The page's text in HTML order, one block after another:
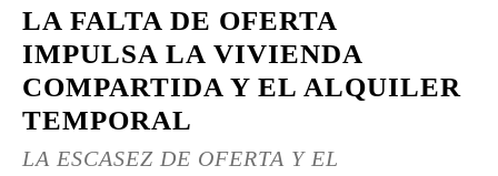
LA FALTA DE OFERTA
IMPULSA LA VIVIENDA
COMPARTIDA Y EL ALQUILER
TEMPORAL
LA ESCASEZ DE OFERTA Y EL